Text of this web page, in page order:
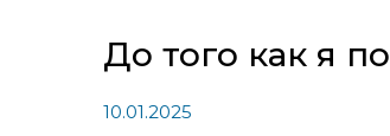
До того как я
10.01.2025